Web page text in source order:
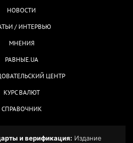
НОВОСТИ
/ ИНТЕРВЬЮ
МНЕНИЯ
РАВНЫЕ.UA
ЦЕНТР
КУРС ВАЛЮТ
СПРАВОЧНИК
и верификация: Издание